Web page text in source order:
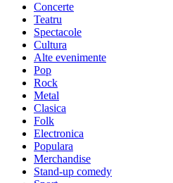
Concerte
Teatru
Spectacole
Cultura
Alte evenimente
Pop
Rock
Metal
Clasica
Folk
Electronica
Populara
Merchandise
Stand-up comedy